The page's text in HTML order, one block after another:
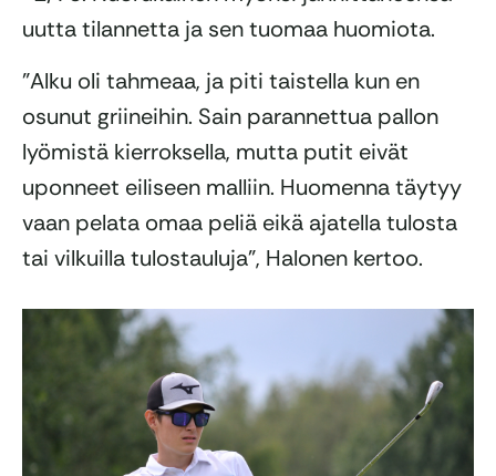
uutta tilannetta ja sen tuomaa huomiota.
”Alku oli tahmeaa, ja piti taistella kun en
osunut griineihin. Sain parannettua pallon
lyömistä kierroksella, mutta putit eivät
uponneet eiliseen malliin. Huomenna täytyy
vaan pelata omaa peliä eikä ajatella tulosta
tai vilkuilla tulostauluja”, Halonen kertoo.